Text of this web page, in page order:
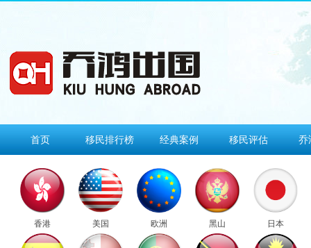
首页 移民排行榜 经典案例 移民评估 乔
香港 美国 欧洲 黑山 日本